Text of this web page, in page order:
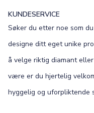
KUNDESERVICE
Søker du etter noe som
designe ditt eget unike
å velge riktig diamant
være er du hjertelig
hyggelig og uforpliktende